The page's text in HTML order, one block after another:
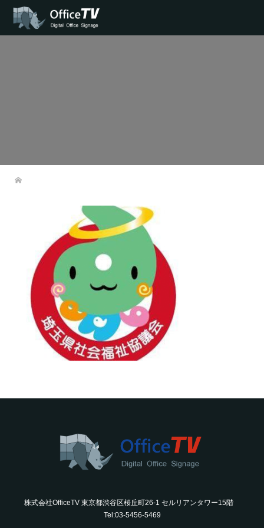
株式会社OfficeTV 東京都渋谷区桜丘町26-1 セルリアンタワー15階
Tel:03-5456-5469